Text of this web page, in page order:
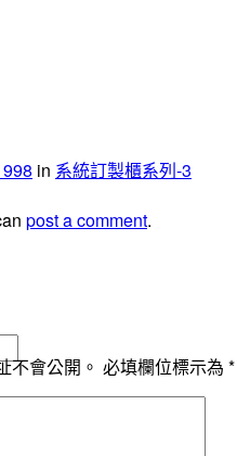
in 系統訂製櫃系列-3
post a comment.
不會公開。 必填欄位標示為 *